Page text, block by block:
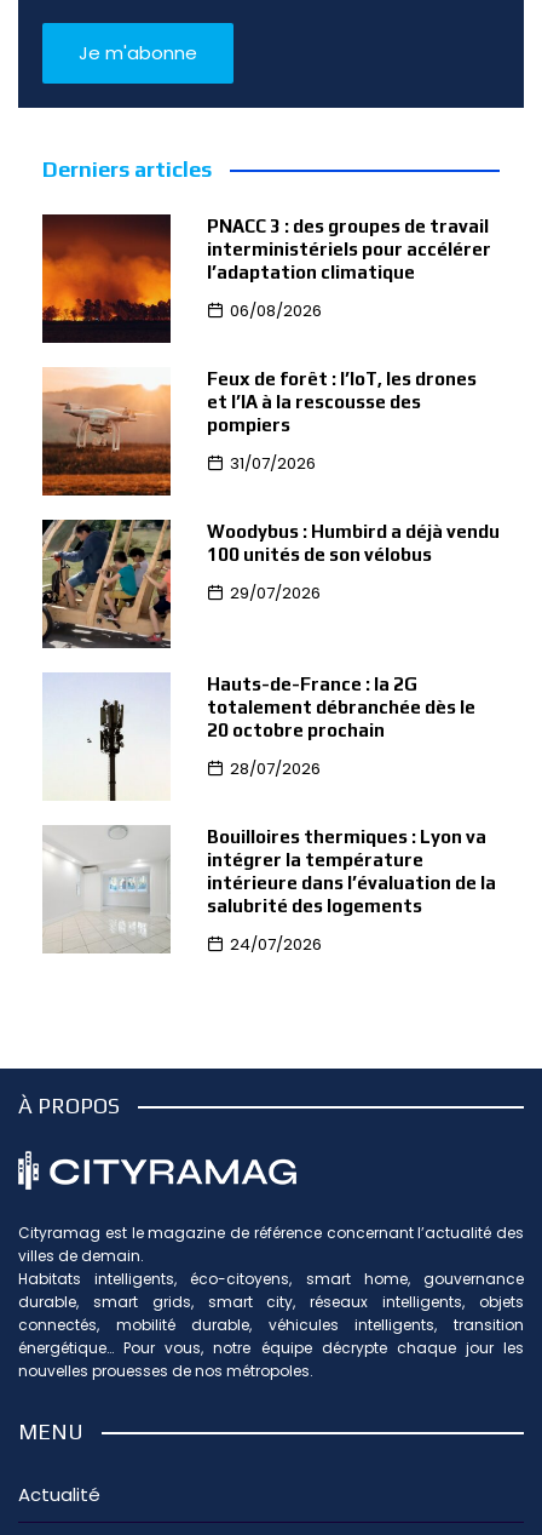
Derniers articles
PNACC 3 : des groupes de travail
interministériels pour accélérer
l’adaptation climatique
06/08/2026
Feux de forêt : l’IoT, les drones
et l’IA à la rescousse des
pompiers
31/07/2026
Woodybus : Humbird a déjà vendu
100 unités de son vélobus
29/07/2026
Hauts-de-France : la 2G
totalement débranchée dès le
20 octobre prochain
28/07/2026
Bouilloires thermiques : Lyon va
intégrer la température
intérieure dans l’évaluation de la
salubrité des logements
24/07/2026
À PROPOS
Cityramag est le magazine de référence concernant l’actualité des
villes de demain.
Habitats intelligents, éco-citoyens, smart home, gouvernance
durable, smart grids, smart city, réseaux intelligents, objets
connectés, mobilité durable, véhicules intelligents, transition
énergétique… Pour vous, notre équipe décrypte chaque jour les
nouvelles prouesses de nos métropoles.
MENU
Actualité